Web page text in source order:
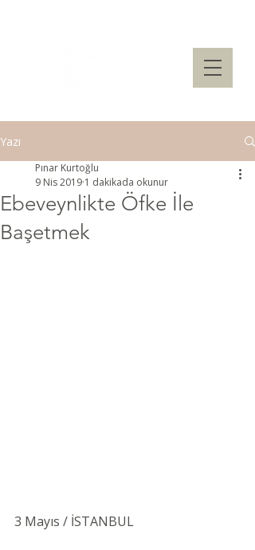
Yazı
Ebeveynlikte Öfke İle
Başetmek
Pınar Kurtoğlu
9 Nis 2019 1 dakikada okunur
3 Mayıs / İSTANBUL